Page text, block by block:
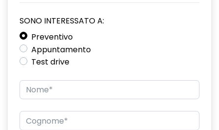
SONO INTERESSATO A:
Preventivo
Appuntamento
Test drive